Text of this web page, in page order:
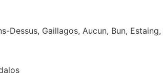
Dessus, Gaillagos, Aucun, Bun, Estaing,